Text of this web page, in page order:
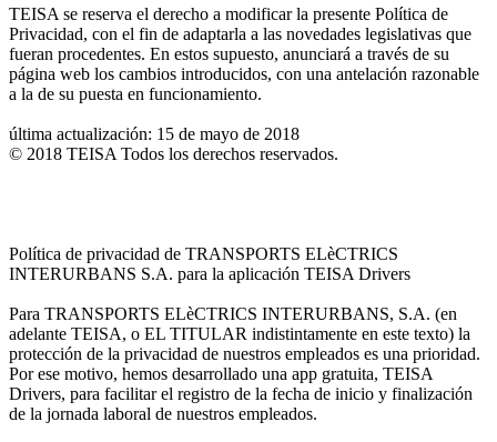
TEISA se reserva el derecho a modificar la presente Política de
Privacidad, con el fin de adaptarla a las novedades legislativas que
fueran procedentes. En estos supuesto, anunciará a través de su
página web los cambios introducidos, con una antelación razonable
a la de su puesta en funcionamiento.
última actualización: 15 de mayo de 2018
© 2018 TEISA Todos los derechos reservados.
Política de privacidad de TRANSPORTS ELèCTRICS
INTERURBANS S.A. para la aplicación TEISA Drivers
Para TRANSPORTS ELèCTRICS INTERURBANS, S.A. (en
adelante TEISA, o EL TITULAR indistintamente en este texto) la
protección de la privacidad de nuestros empleados es una prioridad.
Por ese motivo, hemos desarrollado una app gratuita, TEISA
Drivers, para facilitar el registro de la fecha de inicio y finalización
de la jornada laboral de nuestros empleados.